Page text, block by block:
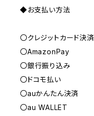
◆お支払い方法
〇クレジットカード決済
〇AmazonPay
〇銀行振り込み
〇ドコモ払い
〇auかんたん決済
〇au WALLET